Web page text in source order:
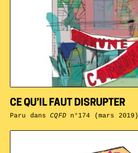
CE QU’IL FAUT DISRUPTER
Paru dansCQFDn°174 (mars 2019)